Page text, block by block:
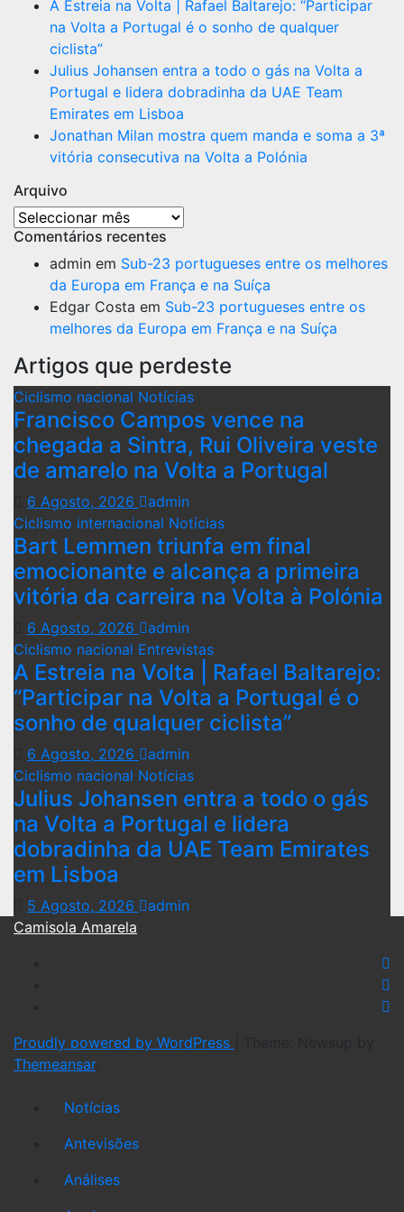
A Estreia na Volta | Rafael Baltarejo: “Participar
na Volta a Portugal é o sonho de qualquer
ciclista”
Julius Johansen entra a todo o gás na Volta a
Portugal e lidera dobradinha da UAE Team
Emirates em Lisboa
Jonathan Milan mostra quem manda e soma a 3ª
vitória consecutiva na Volta a Polónia
Arquivo
Arquivo
Comentários recentes
admin em Sub-23 portugueses entre os melhores
da Europa em França e na Suíça
Edgar Costa em Sub-23 portugueses entre os
melhores da Europa em França e na Suíça
Artigos que perdeste
Ciclismo nacional Notícias
Francisco Campos vence na
chegada a Sintra, Rui Oliveira veste
de amarelo na Volta a Portugal
6 Agosto, 2026
admin
Ciclismo internacional Notícias
Bart Lemmen triunfa em final
emocionante e alcança a primeira
vitória da carreira na Volta à Polónia
6 Agosto, 2026
admin
Ciclismo nacional Entrevistas
A Estreia na Volta | Rafael Baltarejo:
“Participar na Volta a Portugal é o
sonho de qualquer ciclista”
6 Agosto, 2026
admin
Ciclismo nacional Notícias
Julius Johansen entra a todo o gás
na Volta a Portugal e lidera
dobradinha da UAE Team Emirates
em Lisboa
5 Agosto, 2026
admin
Camisola Amarela
Proudly powered by WordPress
Themeansar.
Notícias
Antevisões
Análises